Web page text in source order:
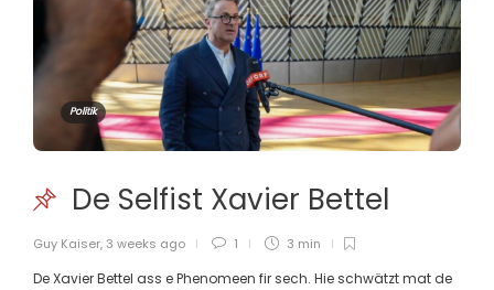
Politik
De Selfist Xavier Bettel
Guy Kaiser, 3 weeks ago 1 3 min
De Xavier Bettel ass e Phenomeen fir sech. Hie schwätzt mat de